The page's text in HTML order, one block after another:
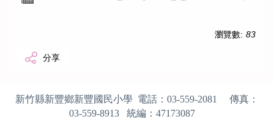
瀏覽數: 83
分享
新竹縣新豐鄉新豐國民小學 電話： 03-559-2081
傳真：
03-559-8913 統編： 47173087